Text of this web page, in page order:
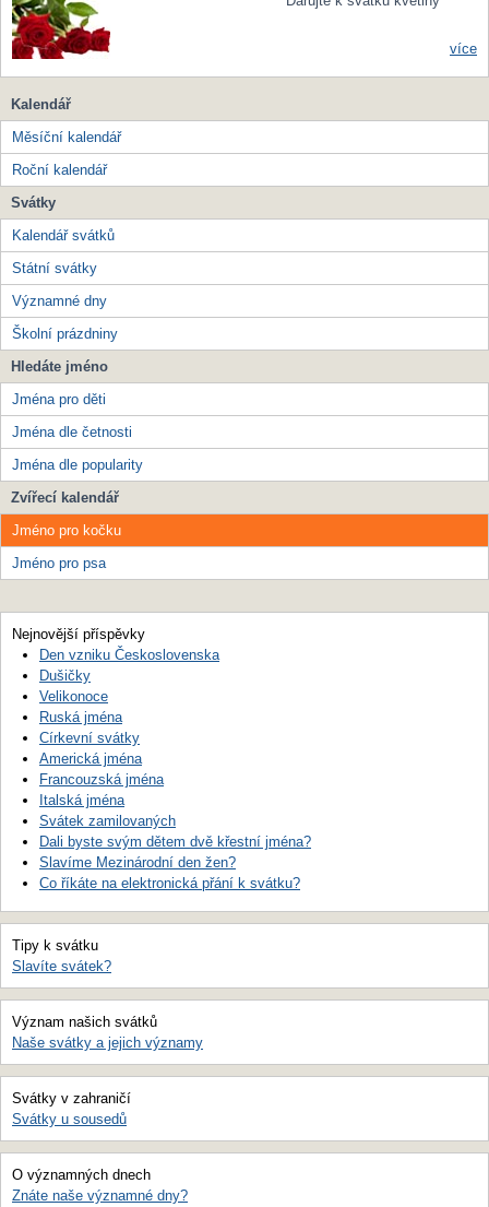
více
Kalendář
Měsíční kalendář
Roční kalendář
Svátky
Kalendář svátků
Státní svátky
Významné dny
Školní prázdniny
Hledáte jméno
Jména pro děti
Jména dle četnosti
Jména dle popularity
Zvířecí kalendář
Jméno pro kočku
Jméno pro psa
Nejnovější příspěvky
Den vzniku Československa
Dušičky
Velikonoce
Ruská jména
Církevní svátky
Americká jména
Francouzská jména
Italská jména
Svátek zamilovaných
Dali byste svým dětem dvě křestní jména?
Slavíme Mezinárodní den žen?
Co říkáte na elektronická přání k svátku?
Tipy k svátku
Slavíte svátek?
Význam našich svátků
Naše svátky a jejich významy
Svátky v zahraničí
Svátky u sousedů
O významných dnech
Znáte naše významné dny?